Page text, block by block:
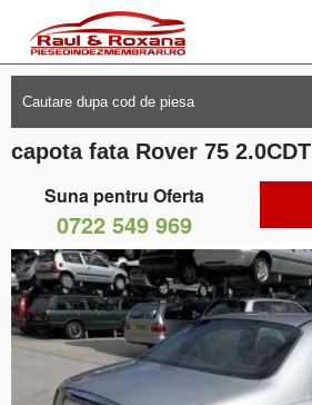
capota fata Rover 75 2.0CDT
Suna pentru Oferta
0722 549 969